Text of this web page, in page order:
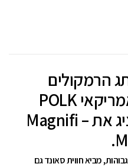
הרמקולים
האמריקאי POLK
מציג את – Magnifi
מביא חווית סאונד גם